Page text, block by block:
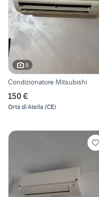
6
Condizionatore Mitsubishi
150 €
Orta di Atella (CE)